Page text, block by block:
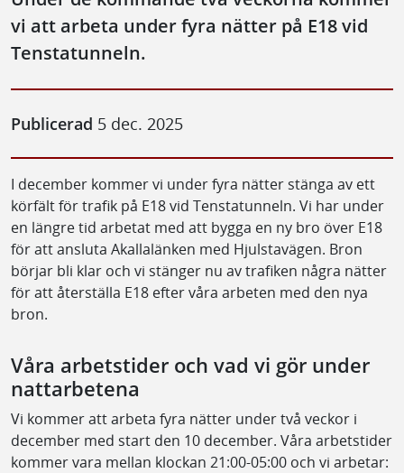
vi att arbeta under fyra nätter på E18 vid
Tenstatunneln.
Publicerad 5 dec. 2025
I december kommer vi under fyra nätter stänga av ett
körfält för trafik på E18 vid Tenstatunneln. Vi har under
en längre tid arbetat med att bygga en ny bro över E18
för att ansluta Akallalänken med Hjulstavägen. Bron
börjar bli klar och vi stänger nu av trafiken några nätter
för att återställa E18 efter våra arbeten med den nya
bron.
Våra arbetstider och vad vi gör under
nattarbetena
Vi kommer att arbeta fyra nätter under två veckor i
december med start den 10 december. Våra arbetstider
kommer vara mellan klockan 21:00-05:00 och vi arbetar: